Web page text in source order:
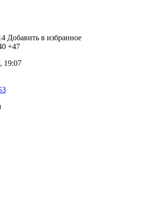
Добавить в избранное
+47
19:07